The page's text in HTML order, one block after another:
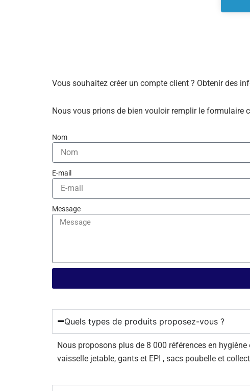
Vous souhaitez créer un compte client ? Obtenir des
Nous vous prions de bien vouloir remplir le formulaire
Nom
E-mail
Message
Quels types de produits proposez-vous ?
Nous proposons plus de 8 000 références en
vaisselle jetable, gants et EPI , sacs poubelle et